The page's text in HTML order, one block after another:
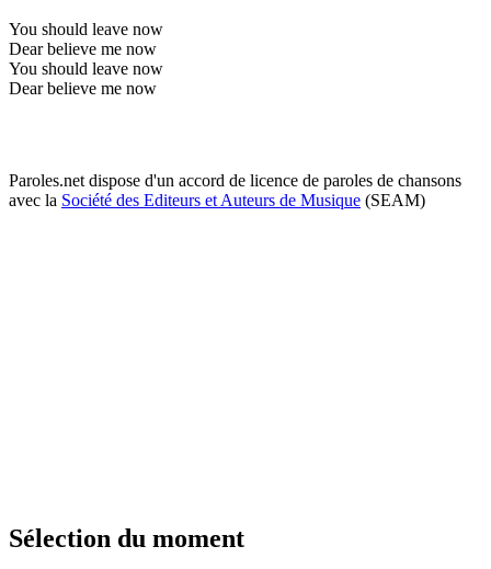
You should leave now
Dear believe me now
You should leave now
Dear believe me now
Paroles.net dispose d'un accord de licence de paroles de chansons
avec la Société des Editeurs et Auteurs de Musique (SEAM)
Sélection du moment